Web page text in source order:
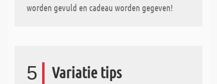
worden gevuld en cadeau worden gegeven!
5 Variatie tips